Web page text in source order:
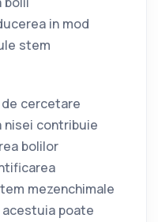
in mod
stem
cercetare
nisei contribuie
bolilor
mezenchimale
poate